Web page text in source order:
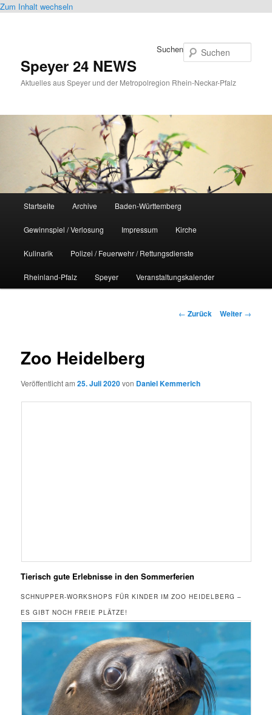
Zum Inhalt wechseln
Speyer 24 NEWS
Aktuelles aus Speyer und der Metropolregion Rhein-Neckar-Pfalz
Suchen
Startseite Archive Baden-Württemberg
Gewinnspiel / Verlosung Impressum Kirche
Kulinarik Polizei / Feuerwehr / Rettungsdienste
Rheinland-Pfalz Speyer Veranstaltungskalender
Beitrags-
← Zurück Weiter →
Zoo Heidelberg
Veröffentlicht am25. Juli 2020von Daniel Kemmerich
Tierisch gute Erlebnisse in den Sommerferien
SCHNUPPER-WORKSHOPS FÜR KINDER IM ZOO HEIDELBERG –
ES GIBT NOCH FREIE PLÄTZE!